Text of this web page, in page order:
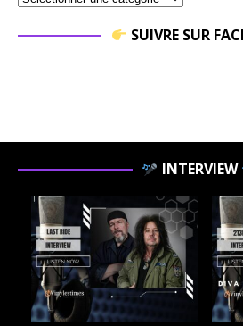
SUIVRE SUR
INTERVIEW